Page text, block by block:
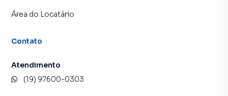
Área do Locatário
Contato
Atendimento
(19) 97600-0303